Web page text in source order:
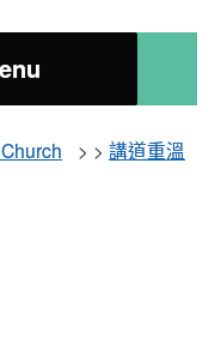
> > 講道重溫